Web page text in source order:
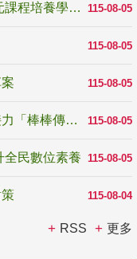
115-08-05
國教署「全國高中暑期研習營」 以多元課程培養學生瞭解誠信專業與倫理價值
115-08-05
115-08-05
115-08-05
學校藝術嘉年華圓滿落幕，假日學校接力「棒棒傳美感」
115-08-05
全民數位素養
115-08-04
RSS 更多